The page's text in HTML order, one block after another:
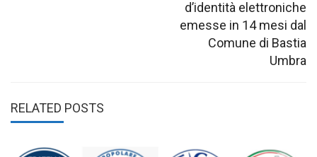
d’identità elettroniche
emesse in 14 mesi dal
Comune di Bastia
Umbra
RELATED POSTS